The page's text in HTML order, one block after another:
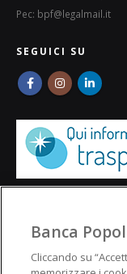
Pec: bpf@legalmail.it
SEGUICI SU
Banca
Cliccando su